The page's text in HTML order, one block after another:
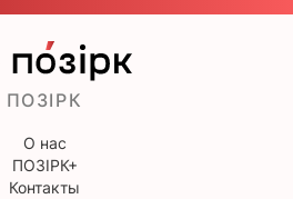
ПОЗІРК
О нас
ПОЗІРК+
Контакты